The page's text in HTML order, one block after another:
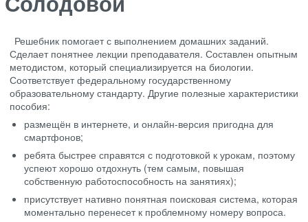
Решебник помогает с выполнением домашних заданий.
Сделает понятнее лекции преподавателя. Составлен опытным
методистом, который специализируется на биологии.
Соответствует федеральному государственному
образовательному стандарту. Другие полезные характеристики
пособия:
размещён в интернете, и онлайн-версия пригодна для
смартфонов;
ребята быстрее справятся с подготовкой к урокам, поэтому
успеют хорошо отдохнуть (тем самым, повышая
собственную работоспособность на занятиях);
присутствует нативно понятная поисковая система, которая
моментально перенесет к проблемному номеру вопроса.